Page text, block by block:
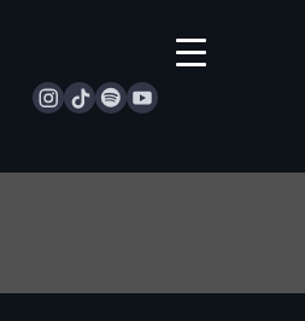
instagram
tiktokspotifyyoutube